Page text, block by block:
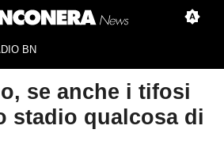
BN
se anche i tifosi
stadio qualcosa di